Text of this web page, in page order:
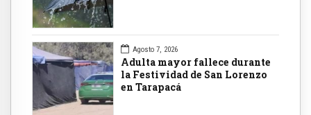
Agosto 7, 2026
Adulta mayor fallece durante
la Festividad de San Lorenzo
en Tarapacá